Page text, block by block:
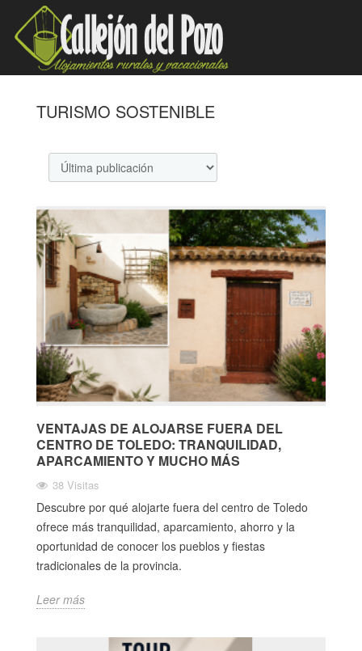
TURISMO SOSTENIBLE
VENTAJAS DE ALOJARSE FUERA DEL
CENTRO DE TOLEDO: TRANQUILIDAD,
APARCAMIENTO Y MUCHO MÁS
38 Visitas
Descubre por qué alojarte fuera del centro de Toledo
ofrece más tranquilidad, aparcamiento, ahorro y la
oportunidad de conocer los pueblos y fiestas
tradicionales de la provincia.
Leer más